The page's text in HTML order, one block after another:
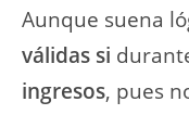
Aunque suena
válidas si
ingresos, pues